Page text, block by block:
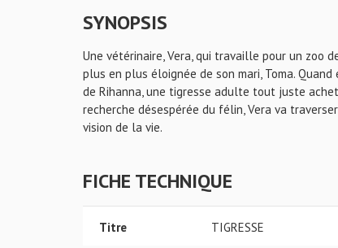
SYNOPSIS
Une vétérinaire, Vera, qui travaille pour un zoo
plus en plus éloignée de son mari, Toma.
de Rihanna, une tigresse adulte tout juste
recherche désespérée du félin, Vera va
vision de la vie.
FICHE TECHNIQUE
Titre TIGRESSE